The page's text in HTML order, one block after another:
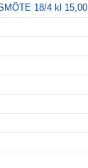
18/4 kl 15,00